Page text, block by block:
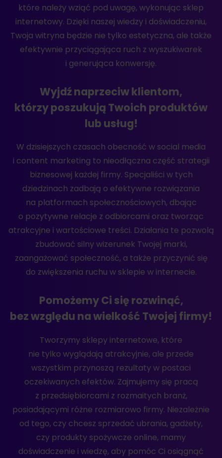
które należy wziąć pod uwagę, wykonując sklep
internetowy. Dzięki naszej wiedzy i doświadczeniu,
Twoja witryna będzie nie tylko estetyczna, ale także
efektywnie przyciągająca ruch z wyszukiwarek
i generująca konwersję.
Wyjdź naprzeciw klientom,
którzy poszukują Twoich produktów
lub usług!
W dzisiejszych czasach obecność w social media
i content marketing to nieodłączna część strategii
biznesowej każdej firmy. Specjaliści w tych
dziedzinach zadbają o efektywne rozwiązania
na platformach społecznościowych, dbając
o pozytywne relacje z odbiorcami oraz tworząc
atrakcyjne i wartościowe treści. Działania te pozwolą
zbudować silny wizerunek Twojej marki,
zaangażować społeczność, a także przyczynić się
do zwiększenia ruchu w sklepie w internecie.
Pomożemy Ci się rozwinąć,
bez względu na wielkość Twojej firmy!
Tworzymy sklepy internetowe, które
nie tylko wyglądają atrakcyjnie, ale przede
wszystkim przynoszą rezultaty w postaci
oczekiwanych efektów. Zajmujemy się pracą
z przedsiębiorcami z rozmaitych branż,
posiadającymi różne rozmiarowo firmy. Niezależnie
od tego, czy chcesz sprzedać ubrania, gadżety,
czy produkty spożywcze online, mamy
doświadczenie i wiedzę, aby pomóc Ci osiągnąć